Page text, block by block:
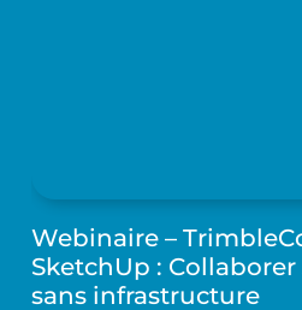
Webinaire –
SketchUp :
sans infrastructure